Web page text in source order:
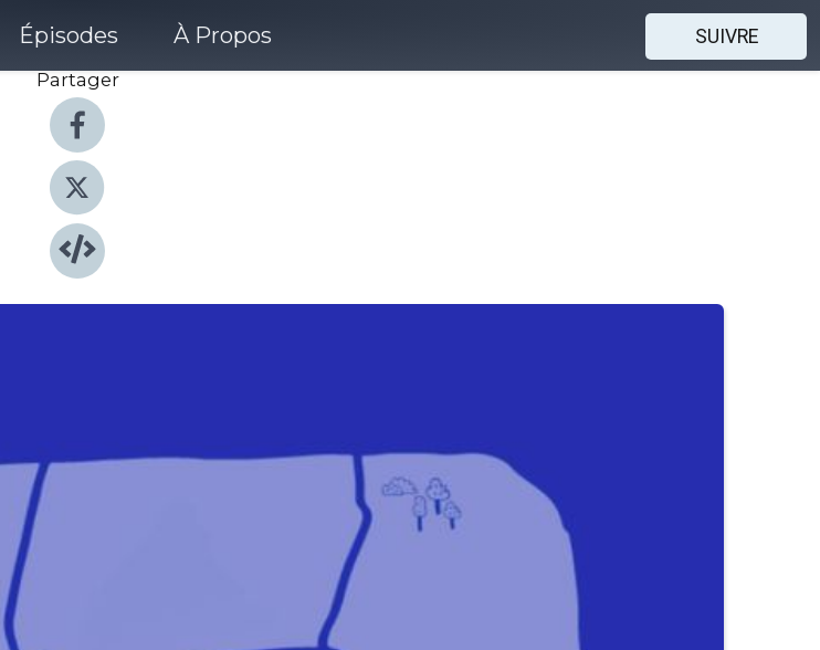
Épisodes À Propos
SUIVRE
Partager